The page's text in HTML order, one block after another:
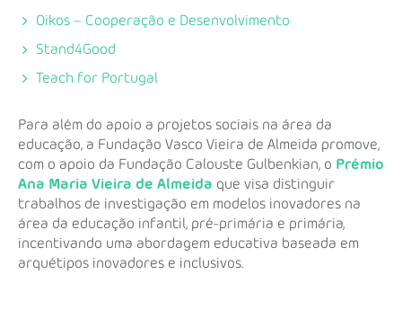
Oikos – Cooperação e Desenvolvimento
Stand4Good
Teach for Portugal
Para além do apoio a projetos sociais na área da
educação, a Fundação Vasco Vieira de Almeida promove,
com o apoio da Fundação Calouste Gulbenkian, o Prémio
Ana Maria Vieira de Almeida que visa distinguir
trabalhos de investigação em modelos inovadores na
área da educação infantil, pré-primária e primária,
incentivando uma abordagem educativa baseada em
arquétipos inovadores e inclusivos.